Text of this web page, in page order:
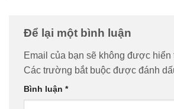
Để lại một bình luận
Email của bạn sẽ không được hiển
Các trường bắt buộc được đánh
Bình luận *